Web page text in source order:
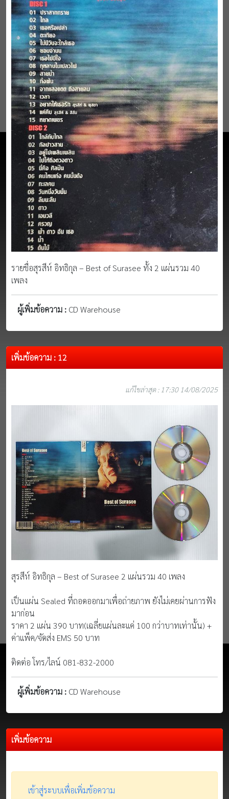
รายชื่อสุรสีห์ อิทธิกุล – Best of Surasee ทั้ง 2 แผ่นรวม 40
เพลง
ผู้เพิ่มข้อความ : CD Warehouse
เพิ่มข้อความ : 12
แก้ไขล่าสุด : 17:30 14/08/2025
สุรสีห์ อิทธิกุล – Best of Surasee 2 แผ่นรวม 40 เพลง
เป็นแผ่น Sealed ที่ถอดออกมาเพื่อถ่ายภาพ ยังไม่เคยผ่านการฟัง
มาก่อน
ราคา 2 แผ่น 390 บาท(เฉลี่ยแผ่นละแค่ 100 กว่าบาทเท่านั้น) +
ค่าแพ็ค/จัดส่ง EMS 50 บาท
ติดต่อ โทร/ไลน์ 081-832-2000
ผู้เพิ่มข้อความ : CD Warehouse
เพิ่มข้อความ
เข้าสู่ระบบเพื่อเพิ่มข้อความ